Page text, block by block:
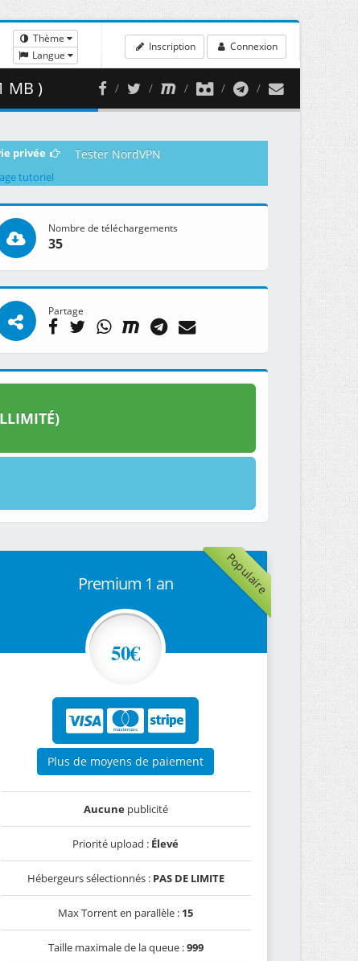
Thème
Langue
Inscription Connexion
MB )
privée Tester NordVPN
tutoriel
Nombre de téléchargements
35
Partage
Populaire
Premium 1 an
50€
Plus de moyens de paiement
Aucunepublicité
Priorité upload : Élevé
Hébergeurs sélectionnés : PAS DE LIMITE
Max Torrent en parallèle : 15
Taille maximale de la queue :999